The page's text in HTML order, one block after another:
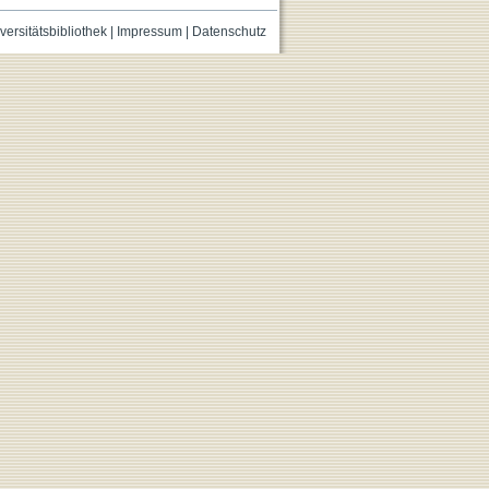
| Impressum| Datenschutz